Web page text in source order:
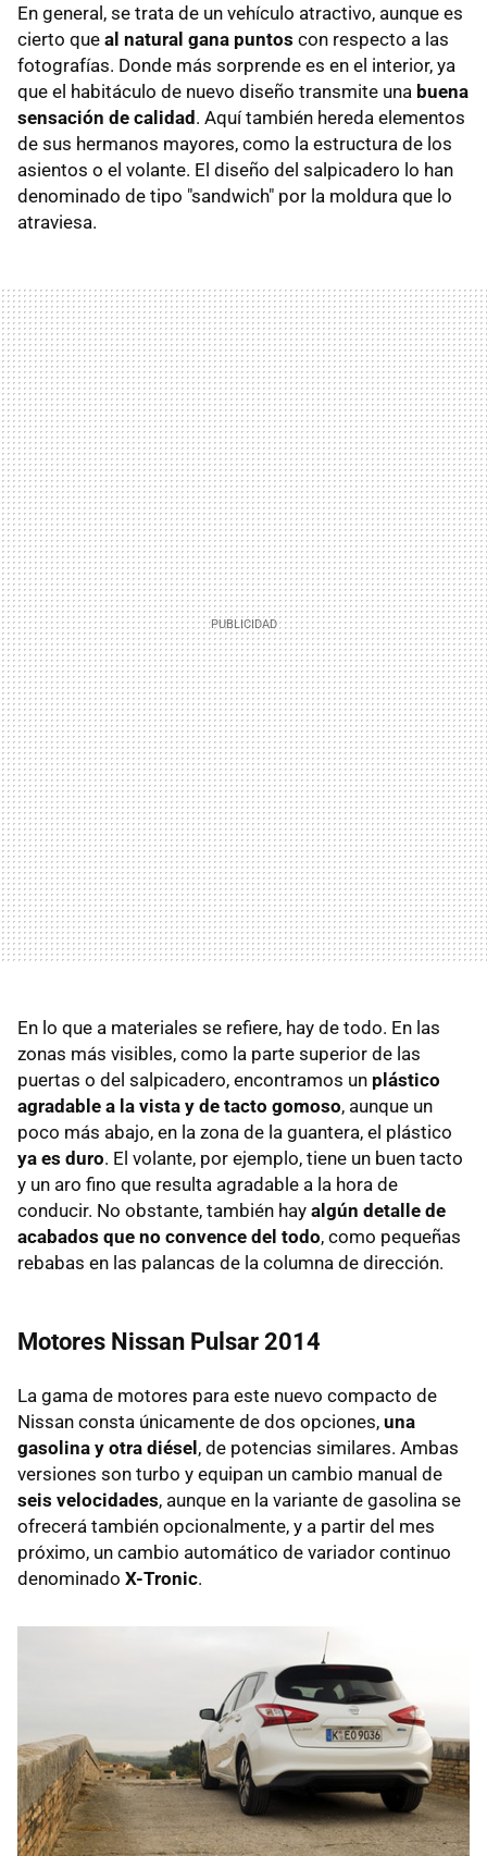
En general, se trata de un vehículo atractivo, aunque es
cierto que al natural gana puntos con respecto a las
fotografías. Donde más sorprende es en el interior, ya
que el habitáculo de nuevo diseño transmite una buena
sensación de calidad. Aquí también hereda elementos
de sus hermanos mayores, como la estructura de los
asientos o el volante. El diseño del salpicadero lo han
denominado de tipo "sandwich" por la moldura que lo
atraviesa.
En lo que a materiales se refiere, hay de todo. En las
zonas más visibles, como la parte superior de las
puertas o del salpicadero, encontramos un plástico
agradable a la vista y de tacto gomoso, aunque un
poco más abajo, en la zona de la guantera, el plástico
ya es duro. El volante, por ejemplo, tiene un buen tacto
y un aro fino que resulta agradable a la hora de
conducir. No obstante, también hay algún detalle de
acabados que no convence del todo, como pequeñas
rebabas en las palancas de la columna de dirección.
Motores Nissan Pulsar 2014
La gama de motores para este nuevo compacto de
Nissan consta únicamente de dos opciones, una
gasolina y otra diésel, de potencias similares. Ambas
versiones son turbo y equipan un cambio manual de
seis velocidades, aunque en la variante de gasolina se
ofrecerá también opcionalmente, y a partir del mes
próximo, un cambio automático de variador continuo
denominado X-Tronic.